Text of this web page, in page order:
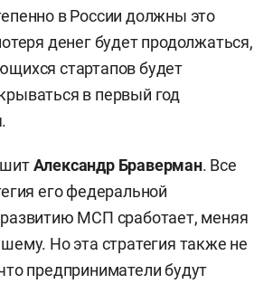
в России должны это
денег будет продолжаться,
стартапов будет
в первый год
Александр Браверман. Все
его федеральной
МСП сработает, меняя
Но эта стратегия также не
предприниматели будут